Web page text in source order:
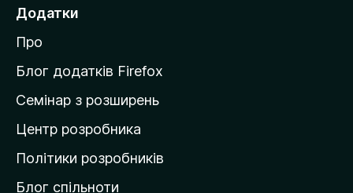
е
й
т
и
а
д
о
Додатки
Про
Блог додатків Firefox
Семінар з розширень
Центр розробника
Політики розробників
Блог спільноти